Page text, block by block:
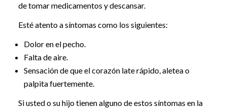
de tomar medicamentos y descansar.
Esté atento a síntomas como los siguientes:
Dolor en el pecho.
Falta de aire.
Sensación de que el corazón late rápido, aletea o
palpita fuertemente.
Si usted o su hijo tienen alguno de estos síntomas en la